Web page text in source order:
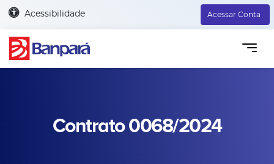
Acessibilidade Acessar Conta
Contrato 0068/2024